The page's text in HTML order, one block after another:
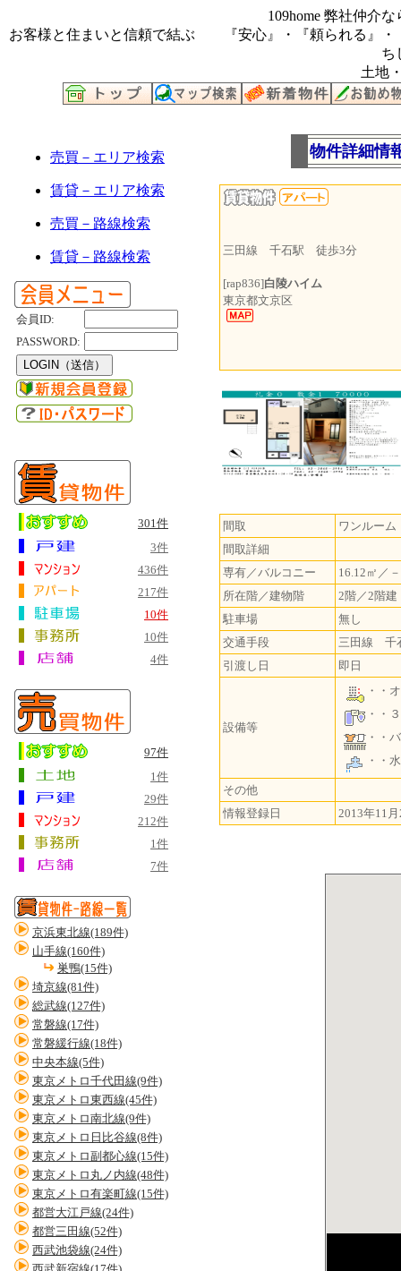
109home 弊社仲介
お客様と住まいと信頼で結ぶ 『安心』・『頼られる』・
ち
土地
売買－エリア検索
賃貸－エリア検索
売買－路線検索
賃貸－路線検索
会員ID:
PASSWORD:
301件
3件
436件
217件
10件
10件
4件
97件
1件
29件
212件
1件
7件
京浜東北線(189件)
山手線(160件)
巣鴨(15件)
埼京線(81件)
総武線(127件)
常磐線(17件)
常磐緩行線(18件)
中央本線(5件)
東京メトロ千代田線(9件)
東京メトロ東西線(45件)
東京メトロ南北線(9件)
東京メトロ日比谷線(8件)
東京メトロ副都心線(15件)
東京メトロ丸ノ内線(48件)
東京メトロ有楽町線(15件)
都営大江戸線(24件)
都営三田線(52件)
西武池袋線(24件)
物件詳細情
三田線 千石駅 徒歩3分
[rap836]白陵ハイム
東京都文京区
間取
ワンルーム
間取詳細
専有／バルコニー
16.12㎡／－
所在階／建物階
2階／2階建
駐車場
無し
交通手段
三田線 千
引渡し日
即日
設備等
・・
・・
・・
・・
その他
情報登録日
2013年11